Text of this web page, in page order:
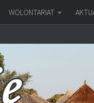
WOLONTARIAT